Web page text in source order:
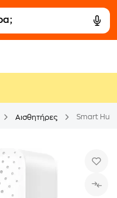
Αισθητήρες Smart Hub